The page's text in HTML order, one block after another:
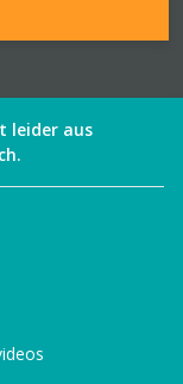
leider aus